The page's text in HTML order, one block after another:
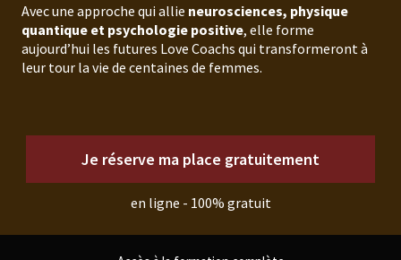
Avec une approche qui allie neurosciences, physique
quantique et psychologie positive, elle forme
aujourd’hui les futures Love Coachs qui transformeront à
leur tour la vie de centaines de femmes.
Je réserve ma place gratuitement
en ligne - 100% gratuit